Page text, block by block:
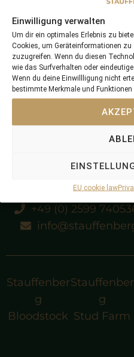
Einwilligung verwalten
Um dir ein optimales Erlebnis zu
Cookies, um Geräteinformationen
zuzugreifen. Wenn du diesen
wie das Surfverhalten oder
Wenn du deine Einwillligung nicht
bestimmte Merkmale und Funktionen
EU cookie law
+49 (0) 2599
Stauffenber
g
Bloodstock
Stauffenber
g
Stud Farm